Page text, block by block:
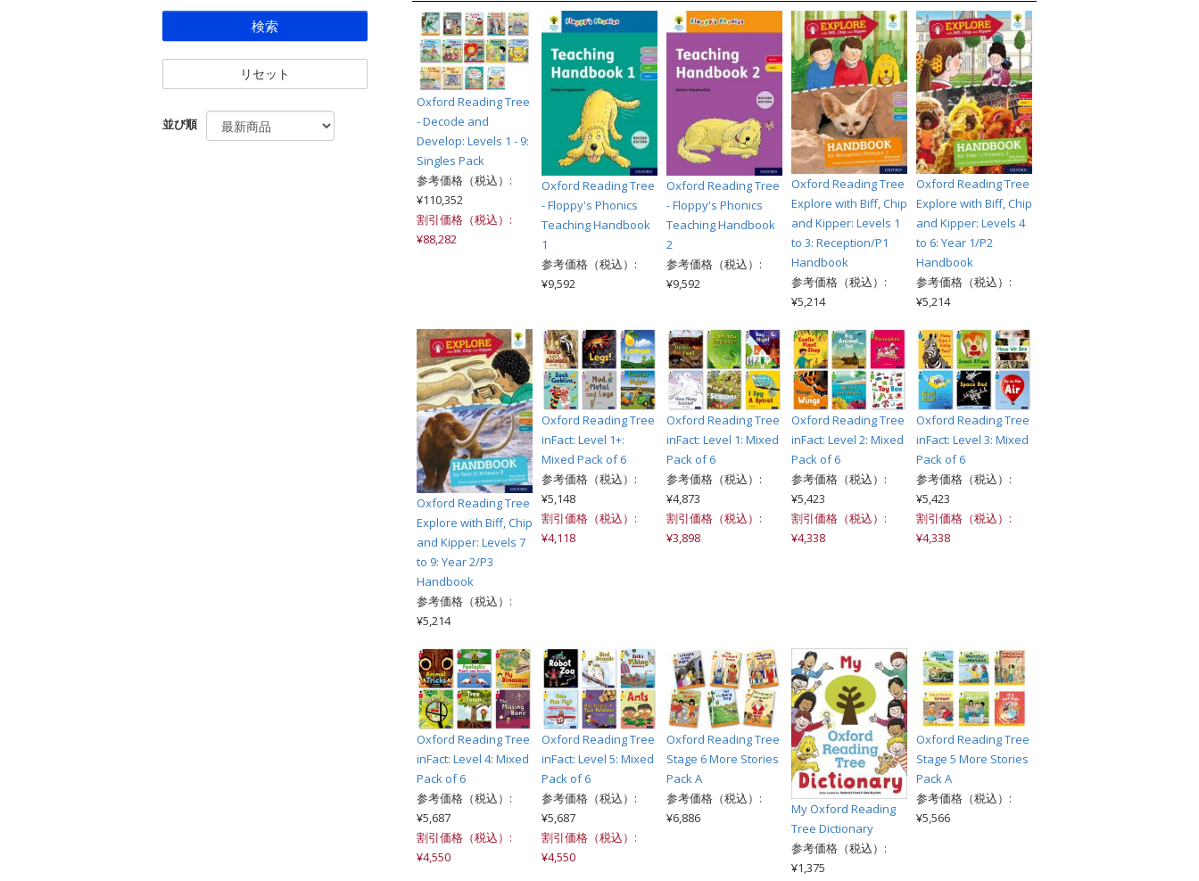
Oxford Reading Tree
- Decode and
Develop: Levels 1 - 9:
Singles Pack
参考価格（税込）:
¥110,352
割引価格（税込）:
¥88,282
Oxford Reading Tree
- Floppy's Phonics
Teaching Handbook
1
参考価格（税込）:
¥9,592
Oxford Reading Tree
- Floppy's Phonics
Teaching Handbook
2
参考価格（税込）:
¥9,592
Oxford Reading Tree
Explore with Biff, Chip
and Kipper: Levels 1
to 3: Reception/P1
Handbook
参考価格（税込）:
¥5,214
Oxford Reading Tree
Explore with Biff, Chip
and Kipper: Levels 4
to 6: Year 1/P2
Handbook
参考価格（税込）:
¥5,214
Oxford Reading Tree
Explore with Biff, Chip
and Kipper: Levels 7
to 9: Year 2/P3
Handbook
参考価格（税込）:
¥5,214
Oxford Reading Tree
inFact: Level 1+:
Mixed Pack of 6
参考価格（税込）:
¥5,148
割引価格（税込）:
¥4,118
Oxford Reading Tree
inFact: Level 1: Mixed
Pack of 6
参考価格（税込）:
¥4,873
割引価格（税込）:
¥3,898
Oxford Reading Tree
inFact: Level 2: Mixed
Pack of 6
参考価格（税込）:
¥5,423
割引価格（税込）:
¥4,338
Oxford Reading Tree
inFact: Level 3: Mixed
Pack of 6
参考価格（税込）:
¥5,423
割引価格（税込）:
¥4,338
Oxford Reading Tree
inFact: Level 4: Mixed
Pack of 6
参考価格（税込）:
¥5,687
割引価格（税込）:
¥4,550
Oxford Reading Tree
inFact: Level 5: Mixed
Pack of 6
参考価格（税込）:
¥5,687
割引価格（税込）:
¥4,550
Oxford Reading Tree
Stage 6 More Stories
Pack A
参考価格（税込）:
¥6,886
My Oxford Reading
Tree Dictionary
参考価格（税込）:
¥1,375
Oxford Reading Tree
Stage 5 More Stories
Pack A
参考価格（税込）:
¥5,566
検索
リセット
並び順